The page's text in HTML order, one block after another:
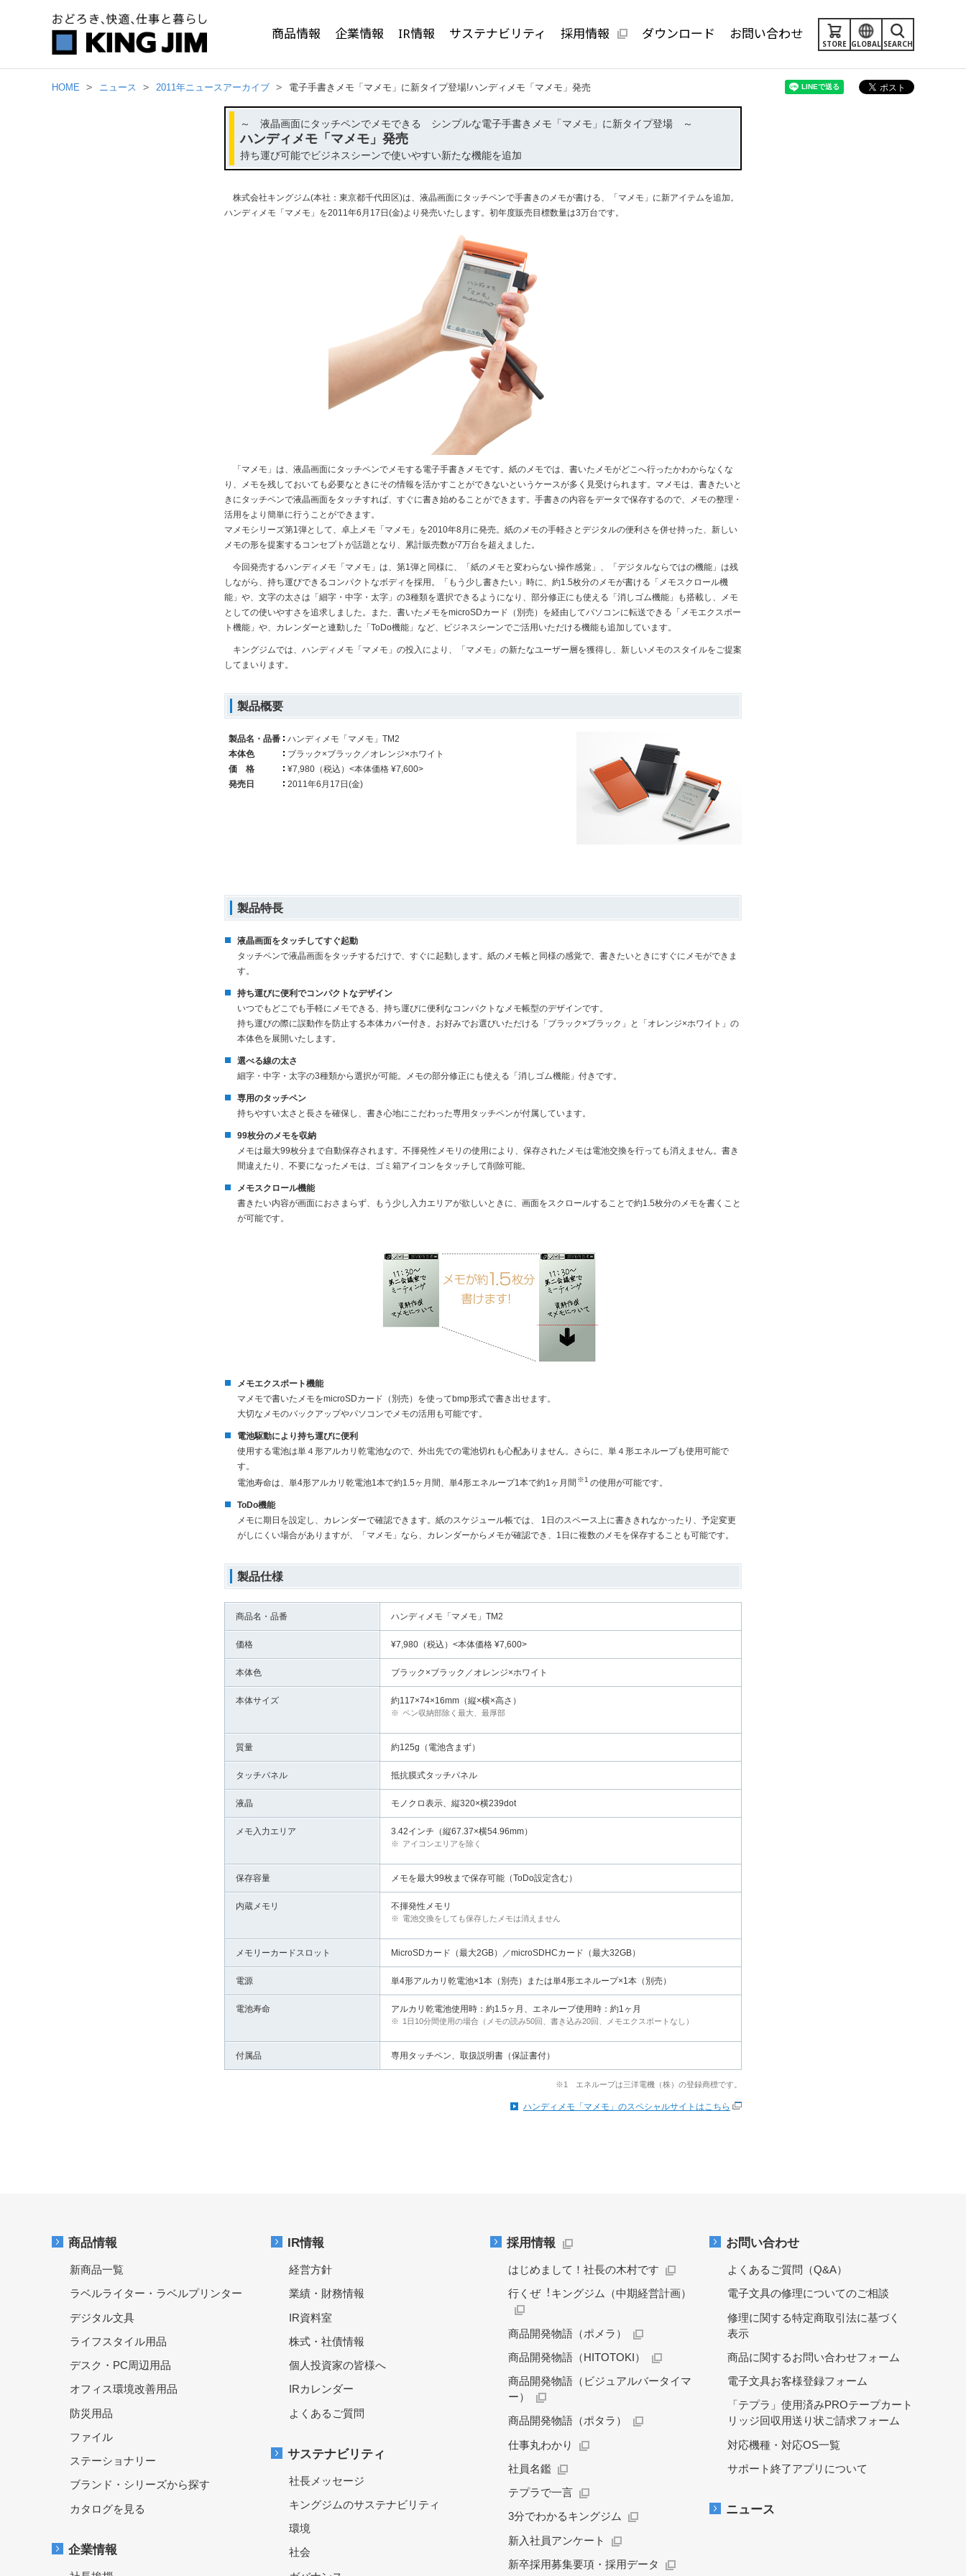
SEARCH
GLOBAL
STORE
商品情報 企業情報 IR情報 サステナビリティ 採用情報 ダウンロード お問い合わせ
HOME ニュース 2011年ニュースアーカイブ 電子手書きメモ「マメモ」に新タイプ登場!ハンディメモ「マメモ」発売
～ 液晶画面にタッチペンでメモできる シンプルな電子手書きメモ「マメモ」に新タイプ登場 ～
ハンディメモ「マメモ」発売
持ち運び可能でビジネスシーンで使いやすい新たな機能を追加
株式会社キングジム(本社：東京都千代田区)は、液晶画面にタッチペンで手書きのメモが書ける、「マメモ」に新アイテムを追加。
ハンディメモ「マメモ」を2011年6月17日(金)より発売いたします。初年度販売目標数量は3万台です。
「マメモ」は、液晶画面にタッチペンでメモする電子手書きメモです。紙のメモでは、書いたメモがどこへ行ったかわからなくな
り、メモを残しておいても必要なときにその情報を活かすことができないというケースが多く見受けられます。マメモは、書きたいと
きにタッチペンで液晶画面をタッチすれば、すぐに書き始めることができます。手書きの内容をデータで保存するので、メモの整理・
活用をより簡単に行うことができます。
マメモシリーズ第1弾として、卓上メモ「マメモ」を2010年8月に発売。紙のメモの手軽さとデジタルの便利さを併せ持った、新しい
メモの形を提案するコンセプトが話題となり、累計販売数が7万台を超えました。
今回発売するハンディメモ「マメモ」は、第1弾と同様に、「紙のメモと変わらない操作感覚」、「デジタルならではの機能」は残
しながら、持ち運びできるコンパクトなボディを採用。「もう少し書きたい」時に、約1.5枚分のメモが書ける「メモスクロール機
能」や、文字の太さは「細字・中字・太字」の3種類を選択できるようになり、部分修正にも使える「消しゴム機能」も搭載し、メモ
としての使いやすさを追求しました。また、書いたメモをmicroSDカード（別売）を経由してパソコンに転送できる「メモエクスポー
ト機能」や、カレンダーと連動した「ToDo機能」など、ビジネスシーンでご活用いただける機能も追加しています。
キングジムでは、ハンディメモ「マメモ」の投入により、「マメモ」の新たなユーザー層を獲得し、新しいメモのスタイルをご提案
してまいります。
製品概要
製品名・品番
ハンディメモ「マメモ」TM2
本体色
ブラック×ブラック／オレンジ×ホワイト
価 格
¥7,980（税込）<本体価格 ¥7,600>
発売日
2011年6月17日(金)
製品特長
液晶画面をタッチしてすぐ起動
タッチペンで液晶画面をタッチするだけで、すぐに起動します。紙のメモ帳と同様の感覚で、書きたいときにすぐにメモができま
す。
持ち運びに便利でコンパクトなデザイン
いつでもどこでも手軽にメモできる、持ち運びに便利なコンパクトなメモ帳型のデザインです。
持ち運びの際に誤動作を防止する本体カバー付き。お好みでお選びいただける「ブラック×ブラック」と「オレンジ×ホワイト」の
本体色を展開いたします。
選べる線の太さ
細字・中字・太字の3種類から選択が可能。メモの部分修正にも使える「消しゴム機能」付きです。
専用のタッチペン
持ちやすい太さと長さを確保し、書き心地にこだわった専用タッチペンが付属しています。
99枚分のメモを収納
メモは最大99枚分まで自動保存されます。不揮発性メモリの使用により、保存されたメモは電池交換を行っても消えません。書き
間違えたり、不要になったメモは、ゴミ箱アイコンをタッチして削除可能。
メモスクロール機能
書きたい内容が画面におさまらず、もう少し入力エリアが欲しいときに、画面をスクロールすることで約1.5枚分のメモを書くこと
が可能です。
メモエクスポート機能
マメモで書いたメモをmicroSDカード（別売）を使ってbmp形式で書き出せます。
大切なメモのバックアップやパソコンでメモの活用も可能です。
電池駆動により持ち運びに便利
使用する電池は単４形アルカリ乾電池なので、外出先での電池切れも心配ありません。さらに、単４形エネループも使用可能で
す。
電池寿命は、単4形アルカリ乾電池1本で約1.5ヶ月間、単4形エネループ1本で約1ヶ月間 ※1 の使用が可能です。
ToDo機能
メモに期日を設定し、カレンダーで確認できます。紙のスケジュール帳では、 1日のスペース上に書ききれなかったり、予定変更
がしにくい場合がありますが、「マメモ」なら、カレンダーからメモが確認でき、1日に複数のメモを保存することも可能です。
製品仕様
商品名・品番 ハンディメモ「マメモ」TM2
価格 ¥7,980（税込）<本体価格 ¥7,600>
本体色 ブラック×ブラック／オレンジ×ホワイト
本体サイズ 約117×74×16mm（縦×横×高さ）
※ ペン収納部除く最大、最厚部
質量 約125g（電池含まず）
タッチパネル 抵抗膜式タッチパネル
液晶 モノクロ表示、縦320×横239dot
メモ入力エリア 3.42インチ（縦67.37×横54.96mm）
※ アイコンエリアを除く
保存容量 メモを最大99枚まで保存可能（ToDo設定含む）
内蔵メモリ 不揮発性メモリ
※ 電池交換をしても保存したメモは消えません
メモリーカードスロット MicroSDカード（最大2GB）／microSDHCカード（最大32GB）
電源 単4形アルカリ乾電池×1本（別売）または単4形エネループ×1本（別売）
電池寿命 アルカリ乾電池使用時：約1.5ヶ月、エネループ使用時：約1ヶ月
※ 1日10分間使用の場合（メモの読み50回、書き込み20回、メモエクスポートなし）
付属品 専用タッチペン、取扱説明書（保証書付）
※1 エネループは三洋電機（株）の登録商標です。
ハンディメモ「マメモ」のスペシャルサイトはこちら
商品情報
新商品一覧
ラベルライター・ラベルプリンター
デジタル文具
ライフスタイル用品
デスク・PC周辺用品
オフィス環境改善用品
防災用品
ファイル
ステーショナリー
ブランド・シリーズから探す
カタログを見る
企業情報
IR情報
経営方針
業績・財務情報
IR資料室
株式・社債情報
個人投資家の皆様へ
IRカレンダー
よくあるご質問
サステナビリティ
社長メッセージ
キングジムのサステナビリティ
環境
社会
採用情報
はじめまして！社長の木村です
行くぜ︕キングジム（中期経営計画）
商品開発物語（ポメラ）
商品開発物語（HITOTOKI）
商品開発物語（ビジュアルバータイマ
ー）
商品開発物語（ポタラ）
仕事丸わかり
社員名鑑
テプラで一言
3分でわかるキングジム
新入社員アンケート
新卒採用募集要項・採用データ
お問い合わせ
よくあるご質問（Q&A）
電子文具の修理についてのご相談
修理に関する特定商取引法に基づく
表示
商品に関するお問い合わせフォーム
電子文具お客様登録フォーム
「テプラ」使用済みPROテープカート
リッジ回収用送り状ご請求フォーム
対応機種・対応OS一覧
サポート終了アプリについて
ニュース